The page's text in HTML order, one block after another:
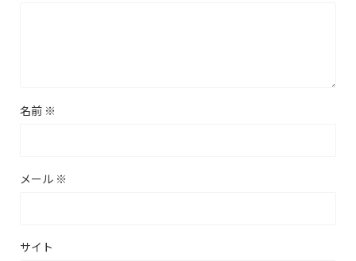
名前 ※
メール ※
サイト